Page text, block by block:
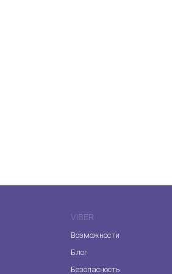
VIBER
Возможности
Блог
Безопасность